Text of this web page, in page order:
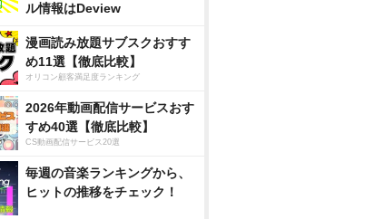
ル情報はDeview
漫画読み放題サブスクおすす
め11選【徹底比較】
オリコン顧客満足度ランキング
2026年動画配信サービスおす
すめ40選【徹底比較】
CS動画配信サービス20選
毎週の音楽ランキングから、
ヒットの推移をチェック！